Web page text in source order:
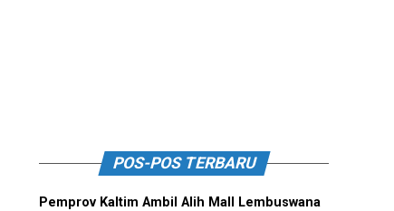
POS-POS TERBARU
Pemprov Kaltim Ambil Alih Mall Lembuswana